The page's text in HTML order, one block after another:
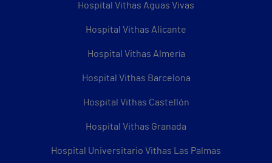
Hospital Vithas Aguas Vivas
Hospital Vithas Alicante
Hospital Vithas Almería
Hospital Vithas Barcelona
Hospital Vithas Castellón
Hospital Vithas Granada
Hospital Universitario Vithas Las Palmas